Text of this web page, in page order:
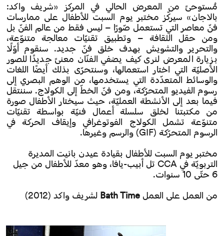
مُستوحىً من المعرض الحالي في المركز «شريف واكد:
بالاجان» سيركّز مختبر يوم السبت للأطفال على ممارسات
فنّ معاصر التي تستعمل صّورًا – ليس فقط من عالم الفنّ بل
ومن حقل الثقافة – وتطبيق تقنيّات معالجة متنوّعة،
والتحرير والتشويش بهدف خلق فنّ جديد. سنقوم أوّلًا
بزيارة المعرض لنرى كيف يضفي الفنّان معنىً جديدًا للصور
الأصليّة التي اختار استعمالها، وسنتحرّى بذلك أيضًا اللغات
والوسائط المتعدّدة التي يستخدمها، من الوهم البصري إلى
رسوم الفيديو المتحرّكة، ومن فنّ الخطّ إلى الكولاج. سننتقل
فيما بعد إلى الأنشطة العمليّة، حيث سيختار الأطفال صورة
من مكتبتنا لخلق سلسلة أعمال فنيّة بواسطة تقنيّات
متنوّعة تشمل الكولاج الفوتوغرافي وإيقاف الحركة في
الرسوم المتحرّكة (GIF) والرسم وغيرها.
مختبر يوم السبت للأطفال بقيادة عيدن بانيت المديرة
التربويّة في CCA تل أبيب-يافا، وهو معدّ للأطفال من جيل
6 حتّى 10 سنوات.
من العمل على العمل Bath Time لشريف واكد (2012)